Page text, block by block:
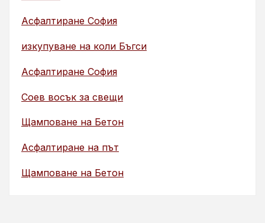
Асфалтиране София
изкупуване на коли Бъгси
Асфалтиране София
Соев восък за свещи
Щамповане на Бетон
Асфалтиране на път
Щамповане на Бетон